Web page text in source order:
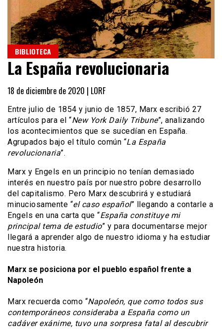
BIBLIOTECA
La España revolucionaria
18 de diciembre de 2020 | LORF
Entre julio de 1854 y junio de 1857, Marx escribió 27
artículos para el “New York Daily Tribune”, analizando
los acontecimientos que se sucedían en España.
Agrupados bajo el título común “La España
revolucionaria”.
Marx y Engels en un principio no tenían demasiado
interés en nuestro país por nuestro pobre desarrollo
del capitalismo. Pero Marx descubrirá y estudiará
minuciosamente “el caso español” llegando a contarle a
Engels en una carta que “España constituye mi
principal tema de estudio” y para documentarse mejor
llegará a aprender algo de nuestro idioma y ha estudiar
nuestra historia.
Marx se posiciona por el pueblo español frente a
Napoleón
Marx recuerda como “Napoleón, que como todos sus
contemporáneos consideraba a España como un
cadáver exánime, tuvo una sorpresa fatal al descubrir